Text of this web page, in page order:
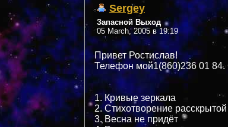
Sergey
Запасной Выход
05 March, 2005 в 19:19
Привет Ростислав!
Телефон мой1(860)236 01 84.
1. Кривые зеркала
2. Стихотворение расскрытой
3. Весна не придёт